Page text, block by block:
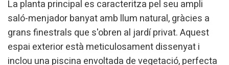
La planta principal es caracteritza pel seu ampli
saló-menjador banyat amb llum natural, gràcies a
grans finestrals que s'obren al jardí privat. Aquest
espai exterior està meticulosament dissenyat i
inclou una piscina envoltada de vegetació, perfecta